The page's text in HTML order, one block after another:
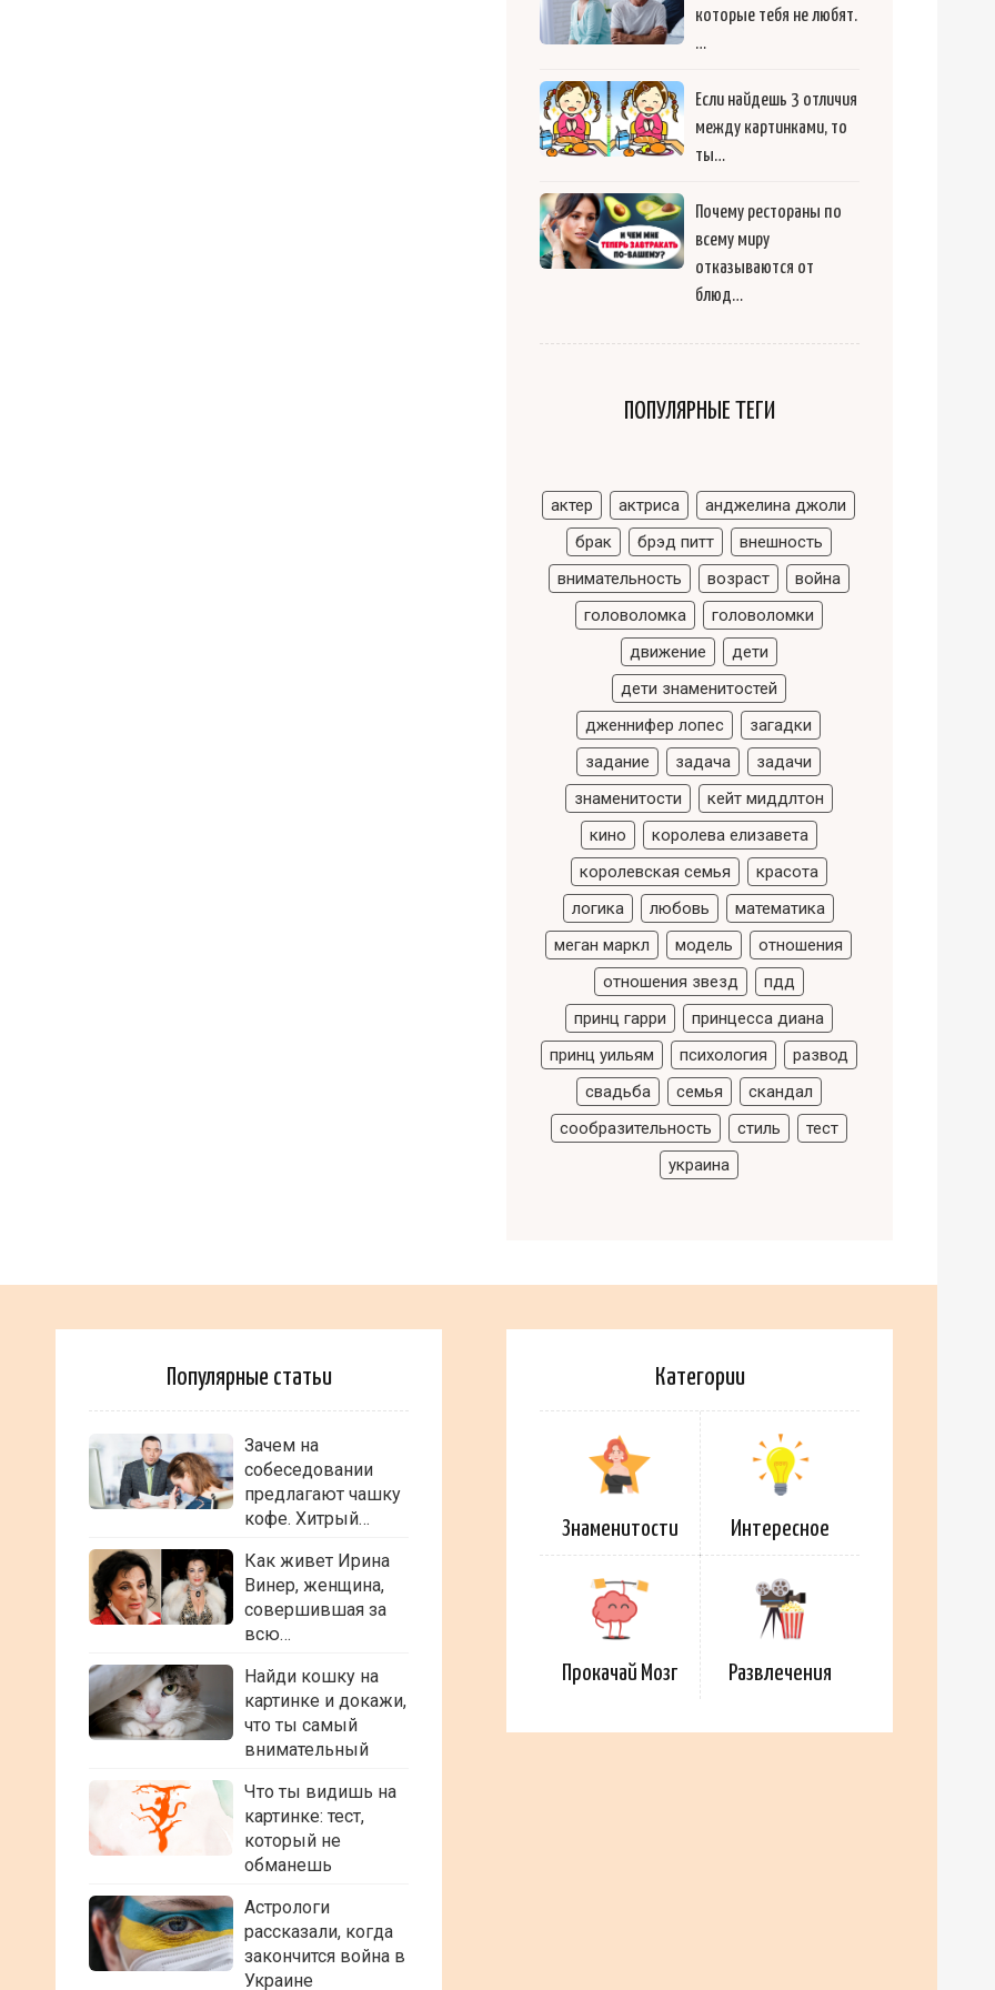
которые тебя не любят.
…
Если найдешь 3 отличия
между картинками, то
ты…
Почему рестораны по
всему миру
отказываются от
блюд…
ПОПУЛЯРНЫЕ ТЕГИ
актер актриса
анджелина джоли
брак
брэд питт
внешность
внимательность
возраст
война
головоломка
головоломки
движение
дети
дети знаменитостей
дженнифер лопес
загадки
задание
задача
задачи
знаменитости
кейт миддлтон
кино
королева елизавета
королевская семья
красота
логика
любовь
математика
меган маркл
модель
отношения
отношения звезд
пдд
принц гарри
принцесса диана
принц уильям
психология
развод
свадьба
семья
скандал
сообразительность
стиль
тест
украина
Популярные статьи
Зачем на
собеседовании
предлагают чашку
кофе. Хитрый…
Как живет Ирина
Винер, женщина,
совершившая за
всю…
Найди кошку на
картинке и докажи,
что ты самый
внимательный
Что ты видишь на
картинке: тест,
который не
обманешь
Астрологи
рассказали, когда
закончится война в
Украине
Категории
Знаменитости Интересное
Прокачай Мозг Развлечения